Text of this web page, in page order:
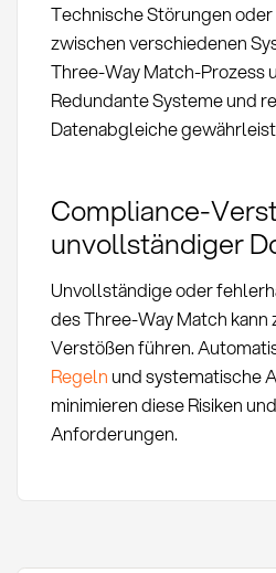
Technische Störungen
zwischen verschiedenen
Three-Way Match-Prozess
Redundante Systeme und
Datenabgleiche
Compliance-
unvollständiger
Unvollständige oder
des Three-Way Match
Verstößen führen.
Regeln und systematische
minimieren diese Risiken
Anforderungen.